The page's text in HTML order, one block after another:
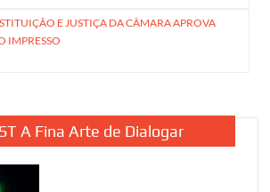
E JUSTIÇA DA CÂMARA APROVA
IMPRESSO
A Fina Arte de Dialogar